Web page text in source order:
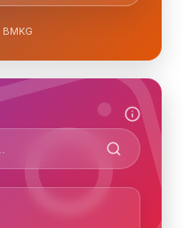
BMKG